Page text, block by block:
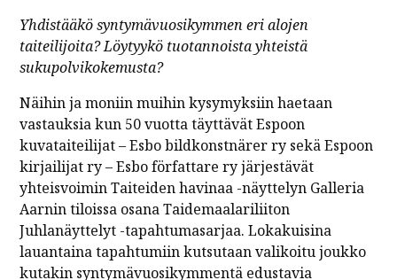
Yhdistääkö syntymävuosikymmen eri alojen
taiteilijoita? Löytyykö tuotannoista yhteistä
sukupolvikokemusta?
Näihin ja moniin muihin kysymyksiin haetaan
vastauksia kun 50 vuotta täyttävät Espoon
kuvataiteilijat – Esbo bildkonstnärer ry sekä Espoon
kirjailijat ry – Esbo författare ry järjestävät
yhteisvoimin Taiteiden havinaa -näyttelyn Galleria
Aarnin tiloissa osana Taidemaalariliiton
Juhlanäyttelyt -tapahtumasarjaa. Lokakuisina
lauantaina tapahtumiin kutsutaan valikoitu joukko
kutakin syntymävuosikymmentä edustavia